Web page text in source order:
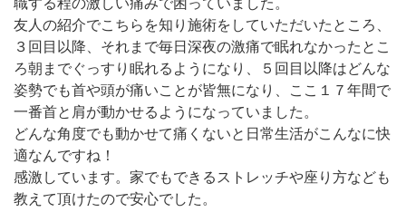
職する程の激しい痛みで困っていました。
友人の紹介でこちらを知り施術をしていただいたところ、
３回目以降、それまで毎日深夜の激痛で眠れなかったとこ
ろ朝までぐっすり眠れるようになり、５回目以降はどんな
姿勢でも首や頭が痛いことが皆無になり、ここ１７年間で
一番首と肩が動かせるようになっていました。
どんな角度でも動かせて痛くないと日常生活がこんなに快
適なんですね！
感激しています。家でもできるストレッチや座り方なども
教えて頂けたので安心でした。